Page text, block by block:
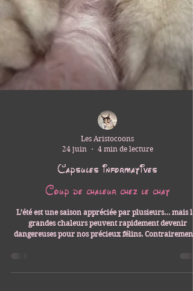
Les Aristocoons
24 juin
Capsules informatives
Coup de chaleur chez le chat
L’été est une saison appréciée par plusieurs… mais
nous, les chats tolèrent parfois mal les températures